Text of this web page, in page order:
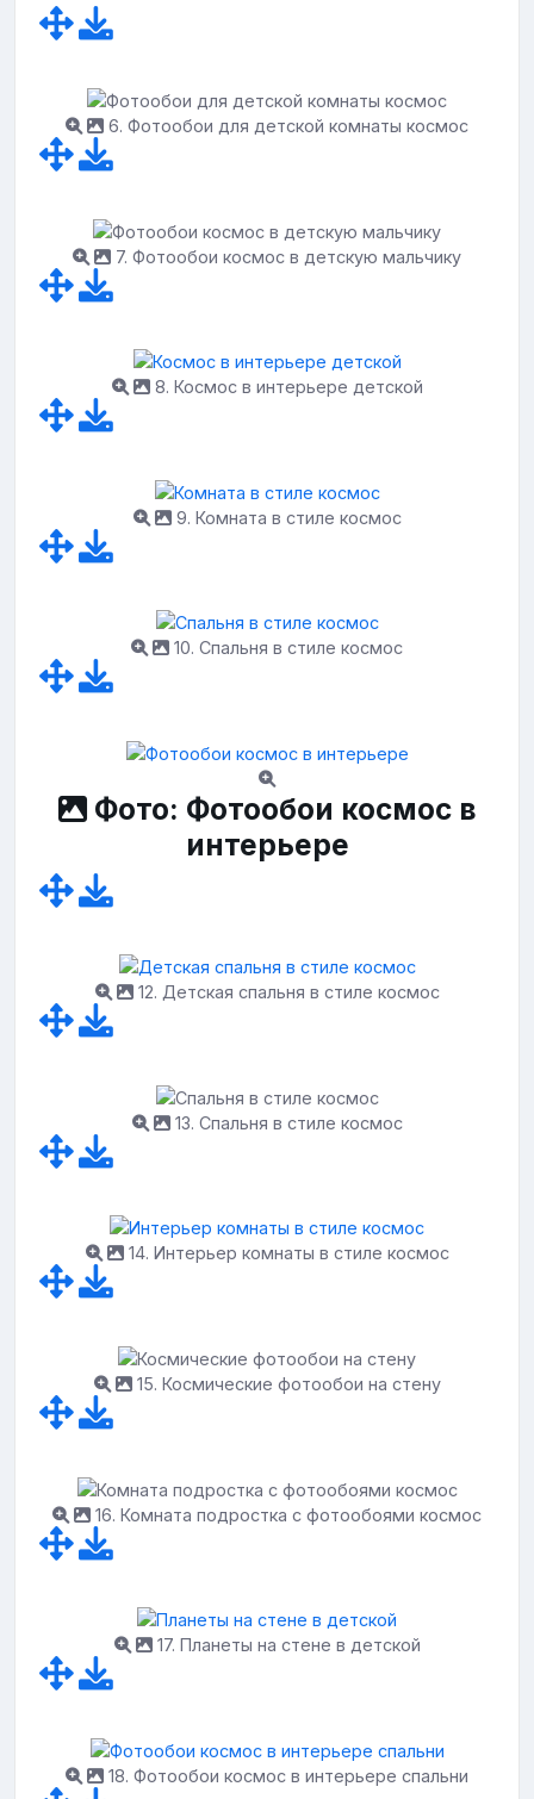
6. Фотообои для детской комнаты космос
7. Фотообои космос в детскую мальчику
8. Космос в интерьере детской
9. Комната в стиле космос
10. Спальня в стиле космос
Фото: Фотообои космос в
интерьере
12. Детская спальня в стиле космос
13. Спальня в стиле космос
14. Интерьер комнаты в стиле космос
15. Космические фотообои на стену
16. Комната подростка с фотообоями космос
17. Планеты на стене в детской
18. Фотообои космос в интерьере спальни